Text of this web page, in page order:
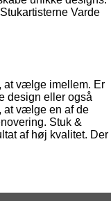
Varde
at vælge imellem. Er
design eller også
at vælge en af de
Stuk &
af høj kvalitet. Der